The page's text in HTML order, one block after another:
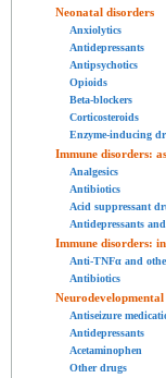
Neonatal disorders
Anxiolytics
Antidepressants
Antipsychotics
Opioids
Beta-blockers
Corticosteroids
Enzyme-inducing
Immune disorders:
Analgesics
Antibiotics
Acid suppressant
Antidepressants
Immune disorders:
Anti-TNFα and
Antibiotics
Antiseizure
Antidepressants
Acetaminophen
Other drugs